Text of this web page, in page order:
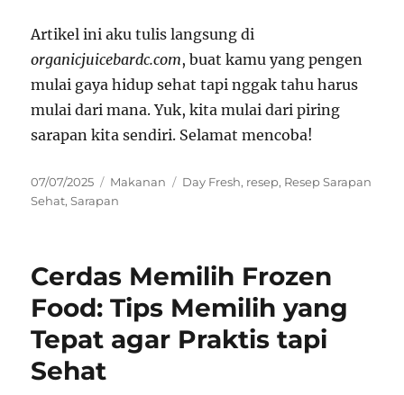
Artikel ini aku tulis langsung di
organicjuicebardc.com, buat kamu yang pengen
mulai gaya hidup sehat tapi nggak tahu harus
mulai dari mana. Yuk, kita mulai dari piring
sarapan kita sendiri. Selamat mencoba!
Posted
on
07/07/2025 Categories
Makanan Tags
Day Fresh, resep, Resep Sarapan
Sehat,Sarapan
Cerdas Memilih Frozen
Food: Tips Memilih yang
Tepat agar Praktis tapi
Sehat